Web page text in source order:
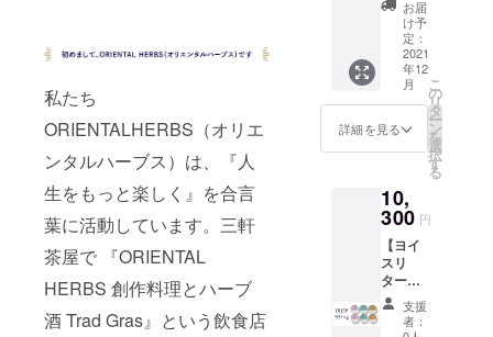
私たち
ORIENTALHERBS（オリエ
ンタルハーブス）は、『人
生をもっと楽しく』を合言
葉に活動しています。三軒
茶屋で 『ORIENTAL
HERBS 創作料理とハーブ
酒 Trad Gras』という飲食店
食をお
控えく
ださ
い。
め20歳
未満の
方、妊
娠中・
授乳中
の方、
車・バ
イク・
転され
る予定
のある
方、ア
ルコー
ルに弱
い方な
どは購
リジナ
ル日本
酒アイ
ス。ぜ
ひ味
わって
い、不
動の人
バーで
す。 ■
日本酒
アイス-
男山-
（Alc
3.5%）
：北海
5,000円
です。
※お食事
券は
2022年
12月ま
での1年
間ご利
お店も
ヨイス
リター
ンは
1,425円
お得で
ヨイ
ス。 ※
4個 ・
YOICE
グッド
スリー
プ・
コー
ヒー 4
格：
10,850
円
（税・
送料
込）→
9,300円
（税・
（ヨイ
ス）3種
6個セッ
ト × 2
（合
計：12
個） ・
YOICE
ビュー
・ハー
ブ
ティー
4個 ・
YOICE
エナ
ジー・
ハーブ
お届
け予
定：
2021
年12
月
詳細を見る
こ
の
リ
タ
ー
ン
を
選
択
す
る
10,
300 円
【ヨイ
スリ
ター
ン】
YOICE
（ヨイ
支援
者：